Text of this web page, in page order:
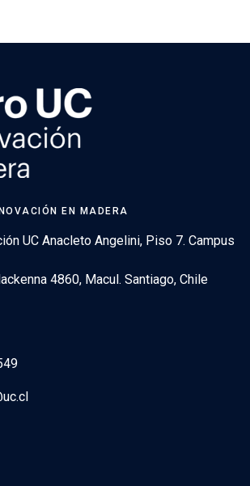
EN MADERA
UC Anacleto Angelini, Piso 7. Campus
4860, Macul. Santiago, Chile